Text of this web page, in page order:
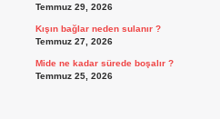
Temmuz 29, 2026
Kışın bağlar neden sulanır ?
Temmuz 27, 2026
Mide ne kadar sürede boşalır ?
Temmuz 25, 2026